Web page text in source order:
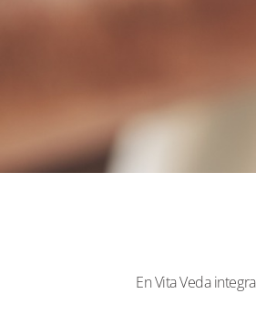
En Vita Veda